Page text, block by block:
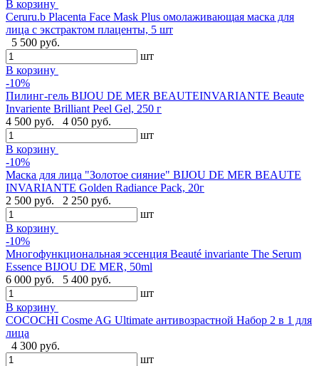
В корзину
Ceruru.b Placenta Face Mask Plus омолаживающая маска для
лица с экстрактом плаценты, 5 шт
5 500 руб.
шт
В корзину
-10%
Пилинг-гель BIJOU DE MER BEAUTEINVARIANTE Beaute
Invariente Brilliant Peel Gel, 250 г
4 500 руб.
4 050 руб.
шт
В корзину
-10%
Маска для лица "Золотое сияние" BIJOU DE MER BEAUTE
INVARIANTE Golden Radiance Pack, 20г
2 500 руб.
2 250 руб.
шт
В корзину
-10%
Многофункциональная эссенция Beauté invariante The Serum
Essence BIJOU DE MER, 50ml
6 000 руб.
5 400 руб.
шт
В корзину
COCOCHI Cosme AG Ultimate антивозрастной Набор 2 в 1 для
лица
4 300 руб.
шт